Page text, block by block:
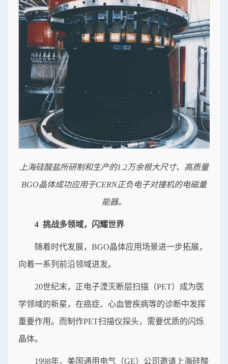
上海硅酸盐所研制和生产的1.2万余根大尺寸、高质量
BGO晶体成功应用于CERN正负电子对撞机的电磁量
能器。
4 挑战多领域，闪耀世界
随着时代发展，BGO晶体应用场景进一步拓展，
向着一系列前沿领域进发。
20世纪末，正电子湮灭断层扫描（PET）成为医
学领域的新星，在癌症、心血管疾病等的诊断中发挥
重要作用。而制作PET扫描仪探头，需要优质的闪烁
晶体。
1998年，美国通用电气（GE）公司邀请上海硅酸